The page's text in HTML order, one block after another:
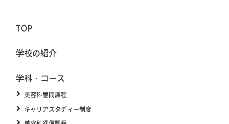
TOP
学校の紹介
学科・コース
美容科昼間課程
キャリアスタディー制度